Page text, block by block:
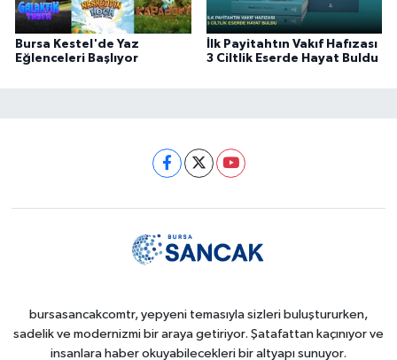
Bursa Kestel'de Yaz
Eğlenceleri Başlıyor
İlk Payitahtın Vakıf Hafızası
3 Ciltlik Eserde Hayat Buldu
bursasancakcomtr, yepyeni temasıyla sizleri buluştururken,
sadelik ve modernizmi bir araya getiriyor. Şatafattan kaçınıyor ve
insanlara haber okuyabilecekleri bir altyapı sunuyor.